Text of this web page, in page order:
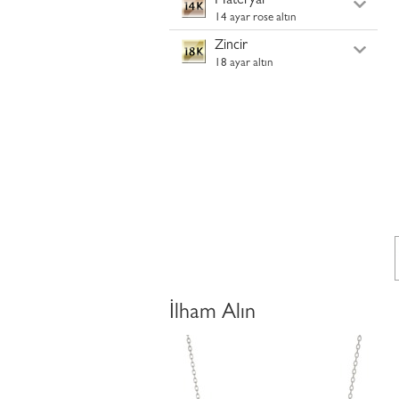
14 ayar rose altın
Zincir
18 ayar altın
İlham Alın